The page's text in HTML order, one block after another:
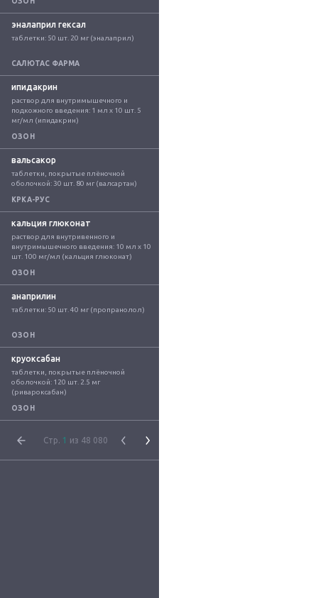
эналаприл гексал
таблетки: 50 шт. 20 мг (эналаприл)
САЛЮТАС ФАРМА
ипидакрин
раствор для внутримышечного и
подкожного введения: 1 мл x 10 шт. 5
мг/мл (ипидакрин)
ОЗОН
вальсакор
таблетки, покрытые плёночной
оболочкой: 30 шт. 80 мг (валсартан)
КРКА-РУС
кальция глюконат
раствор для внутривенного и
внутримышечного введения: 10 мл x 10
шт. 100 мг/мл (кальция глюконат)
ОЗОН
анаприлин
таблетки: 50 шт. 40 мг (пропранолол)
ОЗОН
круоксабан
таблетки, покрытые плёночной
оболочкой: 120 шт. 2.5 мг
(ривароксабан)
ОЗОН
Стр. 1 из 48 080